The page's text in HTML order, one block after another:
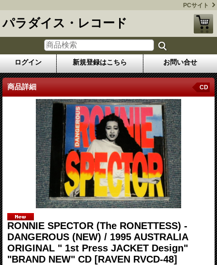
PCサイト
パラダイス・レコード
ログイン 新規登録はこちら お問い合せ
商品詳細 CD
RONNIE SPECTOR (The RONETTESS) -
DANGEROUS (NEW) / 1995 AUSTRALIA
ORIGINAL " 1st Press JACKET Design"
"BRAND NEW" CD [RAVEN RVCD-48]